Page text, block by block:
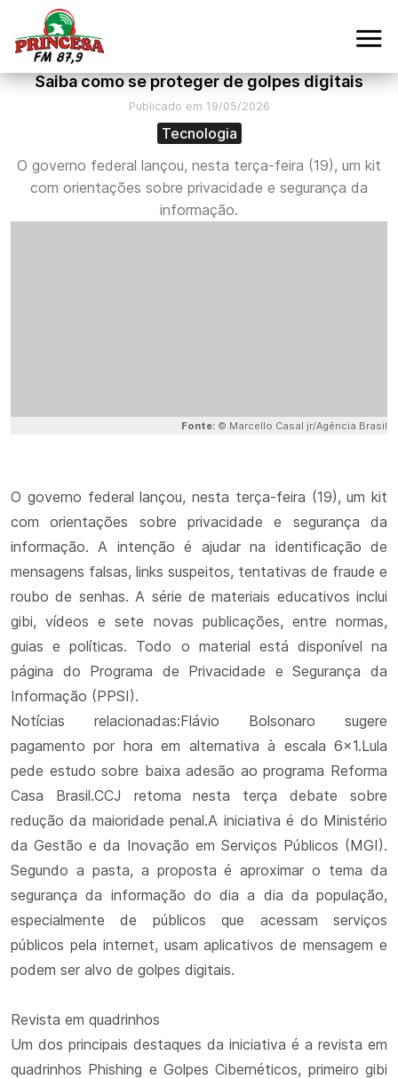
Saiba como se proteger de golpes digitais
Publicado em 19/05/2026
Tecnologia
O governo federal lançou, nesta terça-feira (19), um kit
com orientações sobre privacidade e segurança da
informação.
Fonte: © Marcello Casal jr/Agência Brasil
O governo federal lançou, nesta terça-feira (19), um kit
com orientações sobre privacidade e segurança da
informação. A intenção é ajudar na identificação de
mensagens falsas, links suspeitos, tentativas de fraude e
roubo de senhas. A série de materiais educativos inclui
gibi, vídeos e sete novas publicações, entre normas,
guias e políticas. Todo o material está disponível na
página do Programa de Privacidade e Segurança da
Informação (PPSI).
Notícias relacionadas:Flávio Bolsonaro sugere
pagamento por hora em alternativa à escala 6x1.Lula
pede estudo sobre baixa adesão ao programa Reforma
Casa Brasil.CCJ retoma nesta terça debate sobre
redução da maioridade penal.A iniciativa é do Ministério
da Gestão e da Inovação em Serviços Públicos (MGI).
Segundo a pasta, a proposta é aproximar o tema da
segurança da informação do dia a dia da população,
especialmente de públicos que acessam serviços
públicos pela internet, usam aplicativos de mensagem e
podem ser alvo de golpes digitais.
Revista em quadrinhos
Um dos principais destaques da iniciativa é a revista em
quadrinhos Phishing e Golpes Cibernéticos, primeiro gibi